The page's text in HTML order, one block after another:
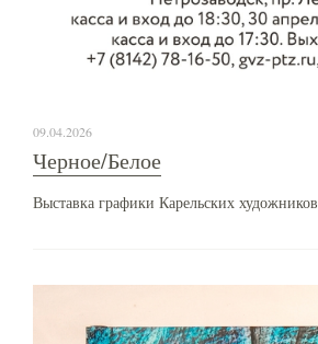
09.04.2026
Черное/Белое
Выставка графики Карельских художников